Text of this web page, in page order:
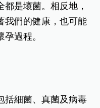
是壞菌。相反地，
我們的健康，也可能
過程。
括細菌、真菌及病毒